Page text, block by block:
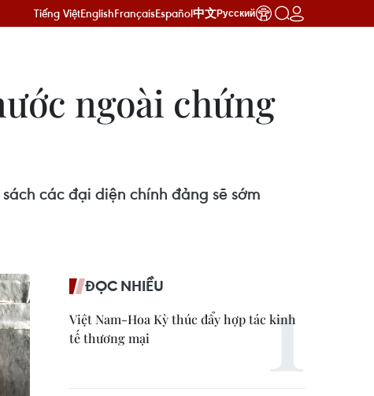
Tiếng ViệtEnglishFrançaisEspañol中文Русский
ngoài chứng
các đại diện chính đảng sẽ sớm
ĐỌC NHIỀU
Việt Nam-Hoa Kỳ thúc đẩy hợp tác kinh
tế thương mại